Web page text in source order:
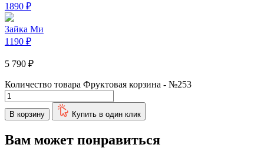
1890 ₽
Зайка Ми
1190 ₽
5 790 ₽
Количество товара Фруктовая корзина - №253
В корзину Купить в один клик
Вам может понравиться